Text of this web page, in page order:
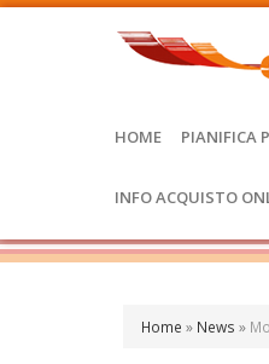
HOME PIANIFICA
INFO ACQUISTO
Home » News »